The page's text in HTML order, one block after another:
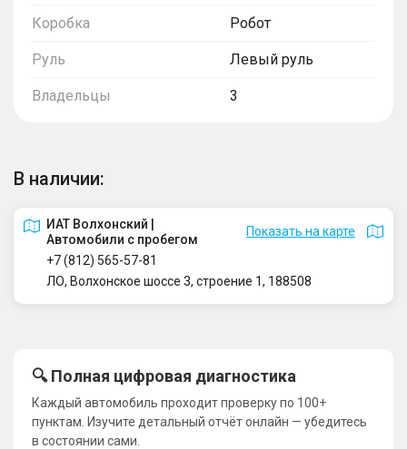
Коробка Робот
Руль Левый руль
Владельцы 3
В наличии:
ИАТ Волхонский |
Автомобили с пробегом
Показать на карте
+7 (812) 565-57-81
ЛО, Волхонское шоссе 3, строение 1, 188508
🔍 Полная цифровая диагностика
Каждый автомобиль проходит проверку по 100+
пунктам. Изучите детальный отчёт онлайн — убедитесь
в состоянии сами.